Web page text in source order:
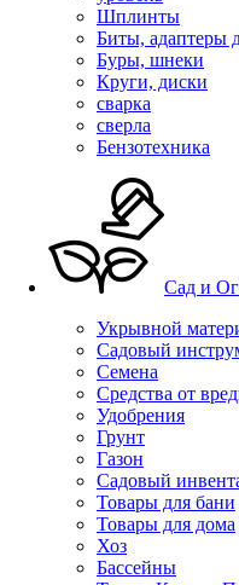
Шплинты
Биты, адаптеры
Буры, шнеки
Круги, диски
сварка
сверла
Бензотехника
Сад и
Укрывной
Садовый
Семена
Средства от
Удобрения
Грунт
Газон
Садовый
Товары для бани
Товары для дома
Хоз
Бассейны